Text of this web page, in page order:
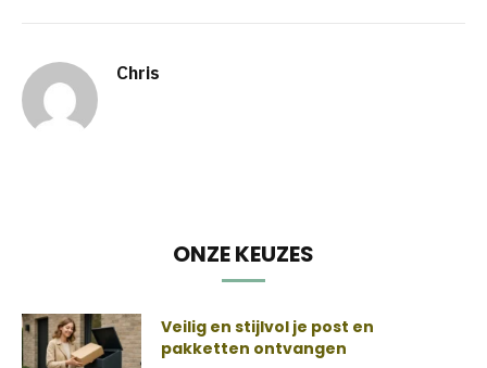
Chris
ONZE KEUZES
Veilig en stijlvol je post en
pakketten ontvangen